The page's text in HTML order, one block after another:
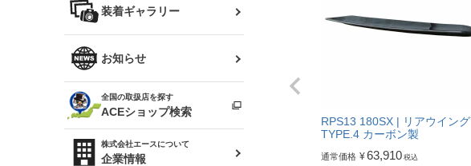
アリスト
ソアラ
アルテッツァ
プロボックス
RAV4
Z32 フェアレディZ
R34 スカイライン
スカイライン
（ER34/R33/ECR33/R32）
キャラバン
バッグ
ファッション小物
雑貨・ステーショナリー
ベビー用品
装着ギャラリー
お知らせ
全国の取扱店を探す
ACEショップ検索
株式会社エースについて
企業情報
RPS13 180SX | リアウイング
TYPE.4 カーボン製
通常価格 ¥63,910 税込